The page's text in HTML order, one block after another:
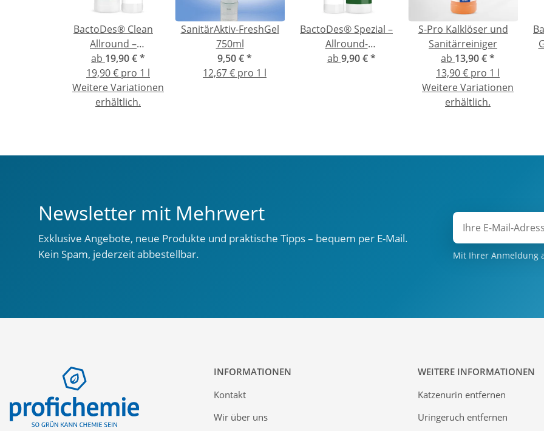
BactoDes® Clean
Allround –
Geruchsentferner mit
Reinigungswirkung
ab 19,90 €*
19,90 € pro 1 l
Weitere Variationen
erhältlich.
SanitärAktiv-FreshGel
750ml
9,50 €*
12,67 € pro 1 l
BactoDes® Spezial –
Allround-
Geruchsentferner für
ab 9,90 €*
S-Pro Kalklöser und
Sanitärreiniger
ab 13,90 €*
13,90 € pro 1 l
Weitere Variationen
erhältlich.
Newsletter mit Mehrwert
Exklusive Angebote, neue Produkte und praktische Tipps – bequem per E-Mail.
Kein Spam, jederzeit abbestellbar.
Mit Ihrer Anmeldung
INFORMATIONEN
Kontakt
Wir über uns
WEITERE INFORMATIONEN
Katzenurin entfernen
Uringeruch entfernen